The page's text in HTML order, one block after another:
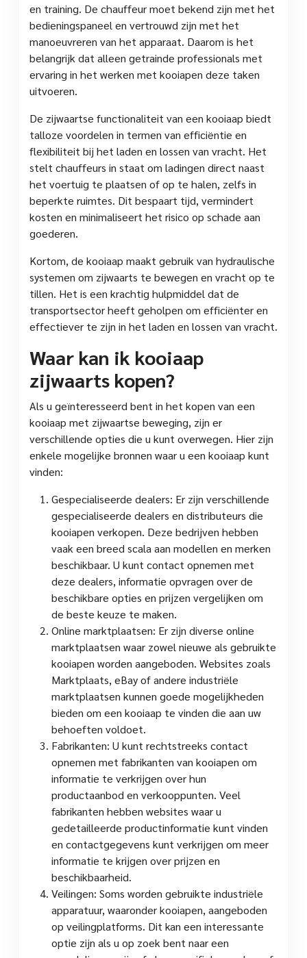
en training. De chauffeur moet bekend zijn met het
bedieningspaneel en vertrouwd zijn met het
manoeuvreren van het apparaat. Daarom is het
belangrijk dat alleen getrainde professionals met
ervaring in het werken met kooiapen deze taken
uitvoeren.
De zijwaartse functionaliteit van een kooiaap biedt
talloze voordelen in termen van efficiëntie en
flexibiliteit bij het laden en lossen van vracht. Het
stelt chauffeurs in staat om ladingen direct naast
het voertuig te plaatsen of op te halen, zelfs in
beperkte ruimtes. Dit bespaart tijd, vermindert
kosten en minimaliseert het risico op schade aan
goederen.
Kortom, de kooiaap maakt gebruik van hydraulische
systemen om zijwaarts te bewegen en vracht op te
tillen. Het is een krachtig hulpmiddel dat de
transportsector heeft geholpen om efficiënter en
effectiever te zijn in het laden en lossen van vracht.
Waar kan ik kooiaap
zijwaarts kopen?
Als u geïnteresseerd bent in het kopen van een
kooiaap met zijwaartse beweging, zijn er
verschillende opties die u kunt overwegen. Hier zijn
enkele mogelijke bronnen waar u een kooiaap kunt
vinden:
Gespecialiseerde dealers: Er zijn verschillende
gespecialiseerde dealers en distributeurs die
kooiapen verkopen. Deze bedrijven hebben
vaak een breed scala aan modellen en merken
beschikbaar. U kunt contact opnemen met
deze dealers, informatie opvragen over de
beschikbare opties en prijzen vergelijken om
de beste keuze te maken.
Online marktplaatsen: Er zijn diverse online
marktplaatsen waar zowel nieuwe als gebruikte
kooiapen worden aangeboden. Websites zoals
Marktplaats, eBay of andere industriële
marktplaatsen kunnen goede mogelijkheden
bieden om een kooiaap te vinden die aan uw
behoeften voldoet.
Fabrikanten: U kunt rechtstreeks contact
opnemen met fabrikanten van kooiapen om
informatie te verkrijgen over hun
productaanbod en verkooppunten. Veel
fabrikanten hebben websites waar u
gedetailleerde productinformatie kunt vinden
en contactgegevens kunt verkrijgen om meer
informatie te krijgen over prijzen en
beschikbaarheid.
Veilingen: Soms worden gebruikte industriële
apparatuur, waaronder kooiapen, aangeboden
op veilingplatforms. Dit kan een interessante
optie zijn als u op zoek bent naar een